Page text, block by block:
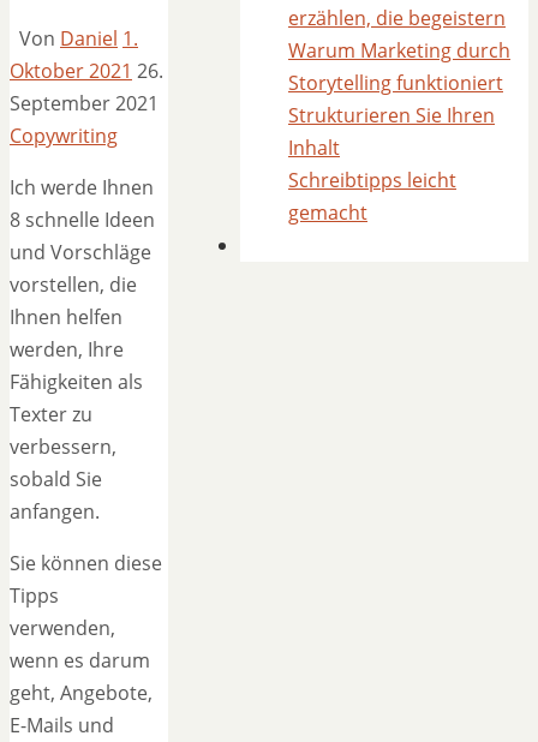
Von Daniel 1.
Oktober 2021 26.
September 2021
Copywriting
Ich werde Ihnen
8 schnelle Ideen
und Vorschläge
vorstellen, die
Ihnen helfen
werden, Ihre
Fähigkeiten als
Texter zu
verbessern,
sobald Sie
anfangen.
Sie können diese
Tipps
verwenden,
wenn es darum
geht, Angebote,
E-Mails und
erzählen, die begeistern
Warum Marketing durch
Storytelling funktioniert
Strukturieren Sie Ihren
Inhalt
Schreibtipps leicht
gemacht